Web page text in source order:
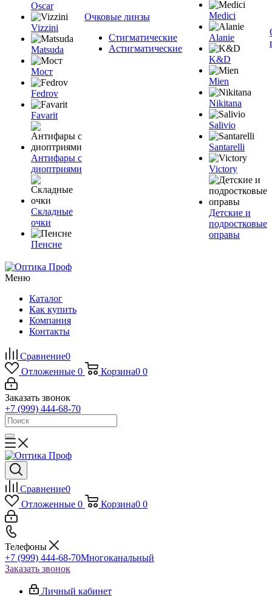
Oscar
Vizzini
Matsuda
Мост
Fedrov
Favarit
Антифары с
диоптриями
Складные
очки
Пенсне
Очковые линзы
Стигматические
Астигматические
Medici
Alanie
K&D
Mien
Nikitana
Salivio
Santarelli
Victory
Детские и
подростковые
оправы
Меню
Каталог
Как купить
Компания
Контакты
Сравнение0
Отложенные 0 Корзина0 0
Заказать звонок
+7 (999) 444-68-70
Сравнение0
Отложенные 0 Корзина0 0
Телефоны
+7 (999) 444-68-70Многоканальный
Заказать звонок
Личный кабинет